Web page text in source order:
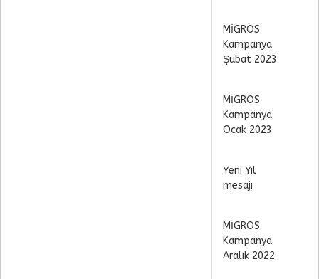
MİGROS
Kampanya
Şubat 2023
MİGROS
Kampanya
Ocak 2023
Yeni Yıl
mesajı
MİGROS
Kampanya
Aralık 2022